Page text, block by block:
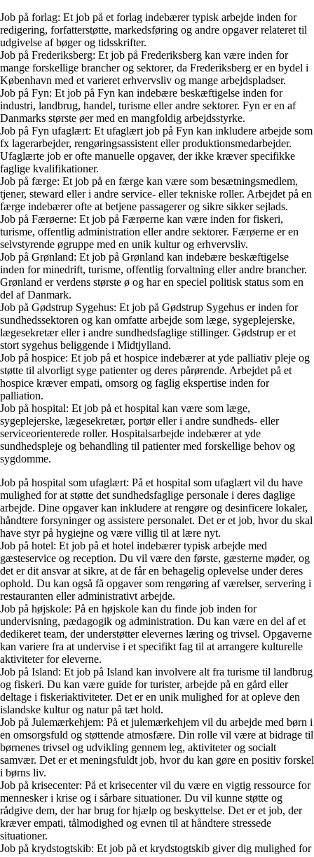
Job på forlag: Et job på et forlag indebærer typisk arbejde inden for
redigering, forfatterstøtte, markedsføring og andre opgaver relateret til
udgivelse af bøger og tidsskrifter.
Job på Frederiksberg: Et job på Frederiksberg kan være inden for
mange forskellige brancher og sektorer, da Frederiksberg er en bydel i
København med et varieret erhvervsliv og mange arbejdspladser.
Job på Fyn: Et job på Fyn kan indebære beskæftigelse inden for
industri, landbrug, handel, turisme eller andre sektorer. Fyn er en af
Danmarks største øer med en mangfoldig arbejdsstyrke.
Job på Fyn ufaglært: Et ufaglært job på Fyn kan inkludere arbejde som
fx lagerarbejder, rengøringsassistent eller produktionsmedarbejder.
Ufaglærte job er ofte manuelle opgaver, der ikke kræver specifikke
faglige kvalifikationer.
Job på færge: Et job på en færge kan være som besætningsmedlem,
tjener, steward eller i andre service- eller tekniske roller. Arbejdet på en
færge indebærer ofte at betjene passagerer og sikre sikker sejlads.
Job på Færøerne: Et job på Færøerne kan være inden for fiskeri,
turisme, offentlig administration eller andre sektorer. Færøerne er en
selvstyrende øgruppe med en unik kultur og erhvervsliv.
Job på Grønland: Et job på Grønland kan indebære beskæftigelse
inden for minedrift, turisme, offentlig forvaltning eller andre brancher.
Grønland er verdens største ø og har en speciel politisk status som en
del af Danmark.
Job på Gødstrup Sygehus: Et job på Gødstrup Sygehus er inden for
sundhedssektoren og kan omfatte arbejde som læge, sygeplejerske,
lægesekretær eller i andre sundhedsfaglige stillinger. Gødstrup er et
stort sygehus beliggende i Midtjylland.
Job på hospice: Et job på et hospice indebærer at yde palliativ pleje og
støtte til alvorligt syge patienter og deres pårørende. Arbejdet på et
hospice kræver empati, omsorg og faglig ekspertise inden for
palliation.
Job på hospital: Et job på et hospital kan være som læge,
sygeplejerske, lægesekretær, portør eller i andre sundheds- eller
serviceorienterede roller. Hospitalsarbejde indebærer at yde
sundhedspleje og behandling til patienter med forskellige behov og
sygdomme.
Job på hospital som ufaglært: På et hospital som ufaglært vil du have
mulighed for at støtte det sundhedsfaglige personale i deres daglige
arbejde. Dine opgaver kan inkludere at rengøre og desinficere lokaler,
håndtere forsyninger og assistere personalet. Det er et job, hvor du skal
have styr på hygiejne og være villig til at lære nyt.
Job på hotel: Et job på et hotel indebærer typisk arbejde med
gæsteservice og reception. Du vil være den første, gæsterne møder, og
det er dit ansvar at sikre, at de får en behagelig oplevelse under deres
ophold. Du kan også få opgaver som rengøring af værelser, servering i
restauranten eller administrativt arbejde.
Job på højskole: På en højskole kan du finde job inden for
undervisning, pædagogik og administration. Du kan være en del af et
dedikeret team, der understøtter elevernes læring og trivsel. Opgaverne
kan variere fra at undervise i et specifikt fag til at arrangere kulturelle
aktiviteter for eleverne.
Job på Island: Et job på Island kan involvere alt fra turisme til landbrug
og fiskeri. Du kan være guide for turister, arbejde på en gård eller
deltage i fiskeriaktiviteter. Det er en unik mulighed for at opleve den
islandske kultur og natur på tæt hold.
Job på Julemærkehjem: På et julemærkehjem vil du arbejde med børn i
en omsorgsfuld og støttende atmosfære. Din rolle vil være at bidrage til
børnenes trivsel og udvikling gennem leg, aktiviteter og socialt
samvær. Det er et meningsfuldt job, hvor du kan gøre en positiv forskel
i børns liv.
Job på krisecenter: På et krisecenter vil du være en vigtig ressource for
mennesker i krise og i sårbare situationer. Du vil kunne støtte og
rådgive dem, der har brug for hjælp og beskyttelse. Det er et job, der
kræver empati, tålmodighed og evnen til at håndtere stressede
situationer.
Job på krydstogtskib: Et job på et krydstogtskib giver dig mulighed for